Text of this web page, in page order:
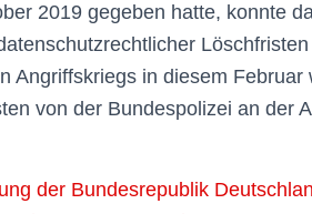
2019 gegeben hatte, konnte
Angriffskriegs in diesem Februar
von der Bundespolizei an der
der Bundesrepublik